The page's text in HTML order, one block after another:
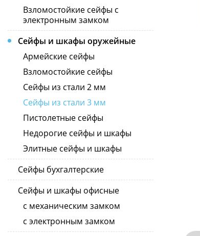
Взломостойкие сейфы с
электронным замком
Сейфы и шкафы оружейные
Армейские сейфы
Взломостойкие сейфы
Сейфы из стали 2 мм
Сейфы из стали 3 мм
Пистолетные сейфы
Недорогие сейфы и шкафы
Элитные сейфы и шкафы
Сейфы бухгалтерские
Сейфы и шкафы офисные
с механическим замком
с электронным замком